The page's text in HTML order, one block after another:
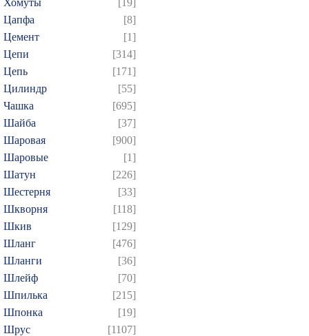
Хомуты
[19]
Цапфа
[8]
Цемент
[1]
Цепи
[314]
Цепь
[171]
Цилиндр
[55]
Чашка
[695]
Шайба
[37]
Шаровая
[900]
Шаровые
[1]
Шатун
[226]
Шестерня
[33]
Шкворня
[118]
Шкив
[129]
Шланг
[476]
Шланги
[36]
Шлейф
[70]
Шпилька
[215]
Шпонка
[19]
Шрус
[1107]